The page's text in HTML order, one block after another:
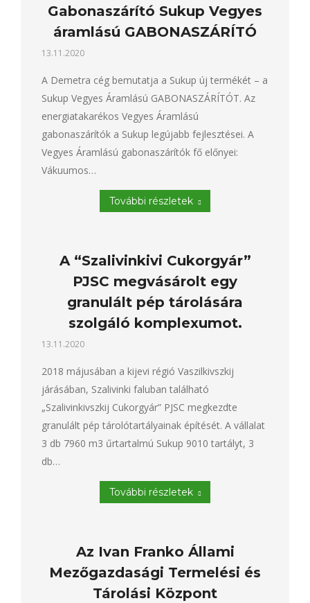
Gabonaszárító Sukup Vegyes
áramlású GABONASZÁRÍTÓ
13.11.2020
A Demetra cég bemutatja a Sukup új termékét – a
Sukup Vegyes Áramlású GABONASZÁRÍTÓT. Az
energiatakarékos Vegyes Áramlású
gabonaszárítók a Sukup legújabb fejlesztései. A
Vegyes Áramlású gabonaszárítók fő előnyei:
Vákuumos…
További részletek
A “Szalivinkivi Cukorgyár”
PJSC megvásárolt egy
granulált pép tárolására
szolgáló komplexumot.
13.11.2020
2018 májusában a kijevi régió Vaszilkivszkij
járásában, Szalivinki faluban található
„Szalivinkivszkij Cukorgyár” PJSC megkezdte
granulált pép tárolótartályainak építését. A vállalat
3 db 7960 m3 űrtartalmú Sukup 9010 tartályt, 3
db…
További részletek
Az Ivan Franko Állami
Mezőgazdasági Termelési és
Tárolási Központ